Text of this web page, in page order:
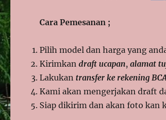
Cara Pemesanan ;
Pilih model dan harga yang
Kirimkandraft ucapan,alamat
Lakukan transfer ke rekening
Kami akan mengerjakan draft
Siap dikirim dan akan foto kan